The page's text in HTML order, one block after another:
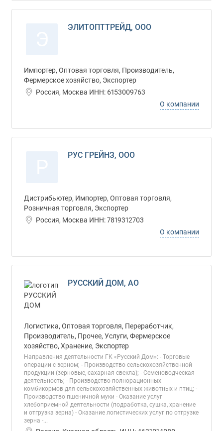
ЭЛИТОПТТРЕЙД, ООО
Импортер, Оптовая торговля, Производитель,
Фермерское хозяйство, Экспортер
Россия, Москва ИНН: 6153009763
О компании
РУС ГРЕЙНЗ, ООО
Дистрибьютер, Импортер, Оптовая торговля,
Розничная торговля, Экспортер
Россия, Москва ИНН: 7819312703
О компании
РУССКИЙ ДОМ, АО
Логистика, Оптовая торговля, Переработчик,
Производитель, Прочее, Услуги, Фермерское
хозяйство, Хранение, Экспортер
Направления деятельности ГК «Русский Дом»: - Торговые
операции с зерном; - Производство сельскохозяйственной
продукции (зерновые, сахарная свекла); - Семеноводческая
деятельность; - Производство полнорационных
комбикормов для сельскохозяйственных животных и птиц; -
Производство пшеничной муки - Оказание услуг
хлебоприемной деятельности (подработка, сушка, хранение
и отгрузка зерна) - Оказание логистических услуг по отгрузке
зерна -...